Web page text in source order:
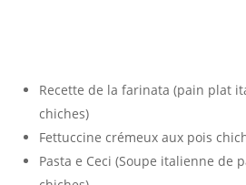
Recette de la farinata (pain plat
chiches)
Fettuccine crémeux aux pois
Pasta e Ceci (Soupe italienne de